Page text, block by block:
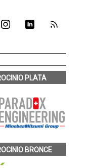
PLATA
BRONCE